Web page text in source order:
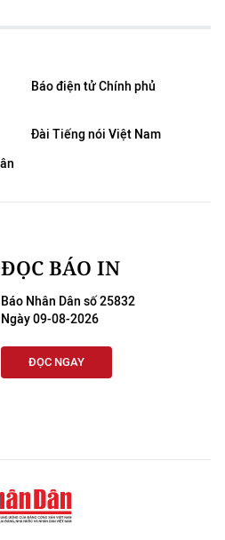
Báo điện tử Chính phủ
Đài Tiếng nói Việt Nam
ĐỌC BÁO IN
Báo Nhân Dân số 25832
Ngày 09-08-2026
ĐỌC NGAY